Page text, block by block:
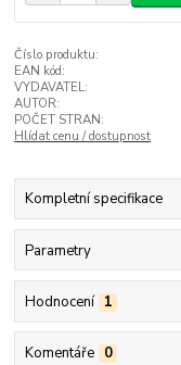
Číslo produktu:
EAN kód:
VYDAVATEL:
AUTOR:
POČET STRAN:
Hlídat cenu / dostupnost
Kompletní specifikace
Parametry
Hodnocení 1
Komentáře 0